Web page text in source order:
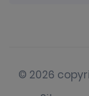
© 2026